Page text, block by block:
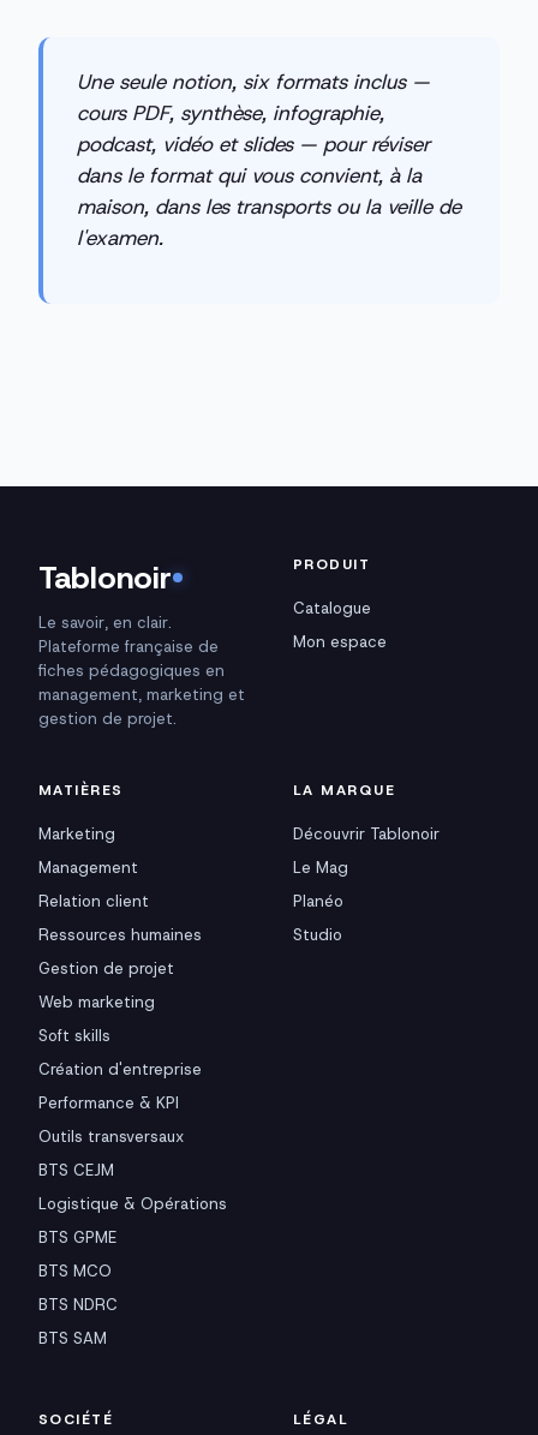
Une seule notion, six formats inclus —
cours PDF, synthèse, infographie,
podcast, vidéo et slides — pour réviser
dans le format qui vous convient, à la
maison, dans les transports ou la veille de
l'examen.
Tablonoir
Le savoir, en clair.
Plateforme française de
fiches pédagogiques en
management, marketing et
gestion de projet.
PRODUIT
Catalogue
Mon espace
MATIÈRES
Marketing
Management
Relation client
Ressources humaines
Gestion de projet
Web marketing
Soft skills
Création d'entreprise
Performance & KPI
Outils transversaux
BTS CEJM
Logistique & Opérations
BTS GPME
BTS MCO
BTS NDRC
BTS SAM
LA MARQUE
Découvrir Tablonoir
Le Mag
Planéo
Studio
SOCIÉTÉ LÉGAL